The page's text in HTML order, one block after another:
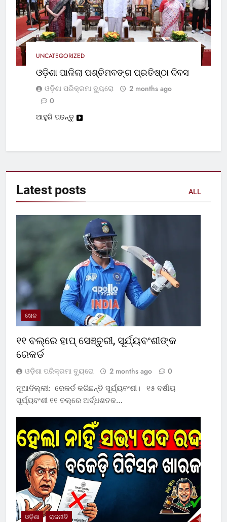
UNCATEGORIZED
ଓଡ଼ିଶା ପାଳିଲା ପଶ୍ଚିମବଙ୍ଗ ପ୍ରତିଷ୍ଠା ଦିବସ
ଓଡ଼ିଶା ପରିକ୍ରମା ବ୍ୟୁରୋ
2 months ago
0
ଆହୁରି ପଢନ୍ତୁ
Latest posts ALL
ଖେଳ
୧୧ ବଲ୍‌ରେ ହାପ୍ ସେଞ୍ଚୁରୀ, ସୂର୍ଯ୍ୟବଂଶୀଙ୍କ
ରେକର୍ଡ
ଓଡ଼ିଶା ପରିକ୍ରମା ବ୍ୟୁରୋ 2 months ago 0
ନୂଆଦିଲ୍ଲୀ: ରେକର୍ଡ କରିଛନ୍ତି ସୂର୍ଯ୍ୟବଂଶୀ। ୧୫ ବର୍ଷୀୟ
ସୂର୍ଯ୍ୟବଂଶୀ ୧୧ ବଲ୍‌ରେ ଅର୍ଦ୍ଧଶତକ…
ଓଡ଼ିଶା ରାଜନୀତି